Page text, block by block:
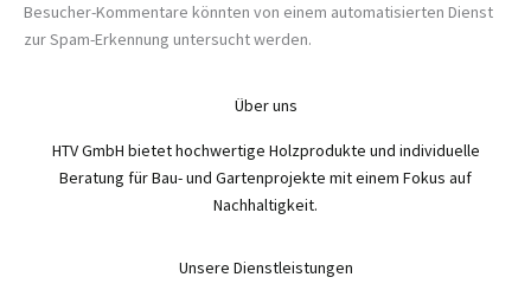
Besucher-Kommentare könnten von einem automatisierten Dienst
zur Spam-Erkennung untersucht werden.
Über uns
HTV GmbH bietet hochwertige Holzprodukte und individuelle
Beratung für Bau- und Gartenprojekte mit einem Fokus auf
Nachhaltigkeit.
Unsere Dienstleistungen